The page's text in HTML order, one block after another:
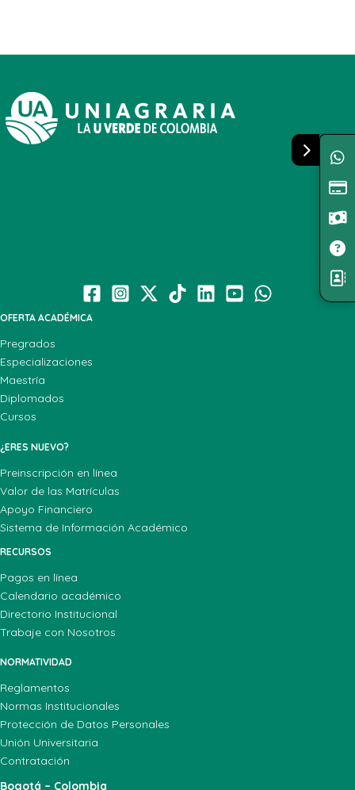
OFERTA ACADÉMICA
Pregrados
Especializaciones
Maestría
Diplomados
Cursos
¿ERES NUEVO?
Preinscripción en línea
Valor de las Matrículas
Apoyo Financiero
Sistema de Información Académico
RECURSOS
Pagos en línea
Calendario académico
Directorio Institucional
Trabaje con Nosotros
NORMATIVIDAD
Reglamentos
Normas Institucionales
Protección de Datos Personales
Unión Universitaria
Contratación
Bogotá – Colombia